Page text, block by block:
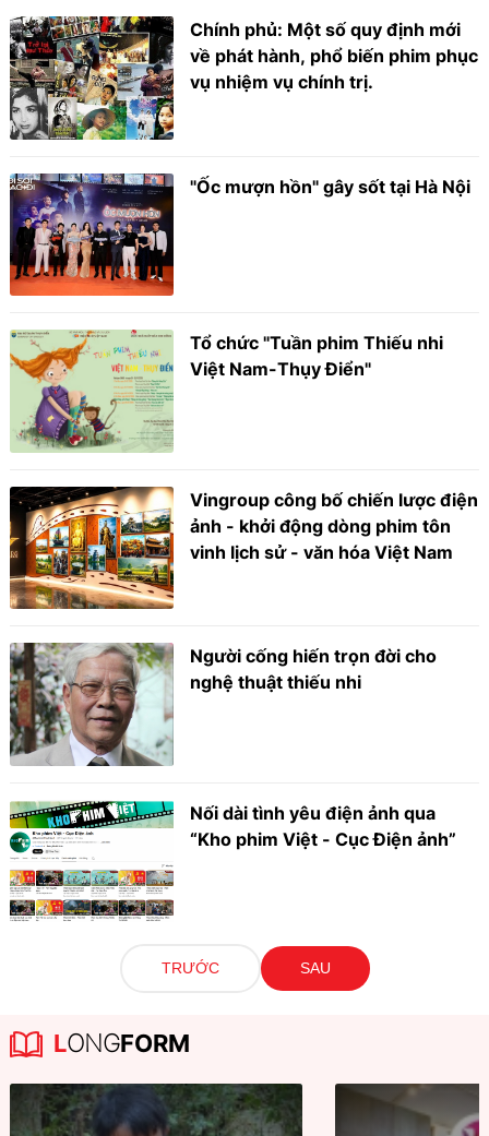
Chính phủ: Một số quy định mới
về phát hành, phổ biến phim phục
vụ nhiệm vụ chính trị.
"Ốc mượn hồn" gây sốt tại Hà Nội
Tổ chức "Tuần phim Thiếu nhi
Việt Nam-Thụy Điển"
Vingroup công bố chiến lược điện
ảnh - khởi động dòng phim tôn
vinh lịch sử - văn hóa Việt Nam
Người cống hiến trọn đời cho
nghệ thuật thiếu nhi
Nối dài tình yêu điện ảnh qua
“Kho phim Việt - Cục Điện ảnh”
TRƯỚC SAU
LONGFORM